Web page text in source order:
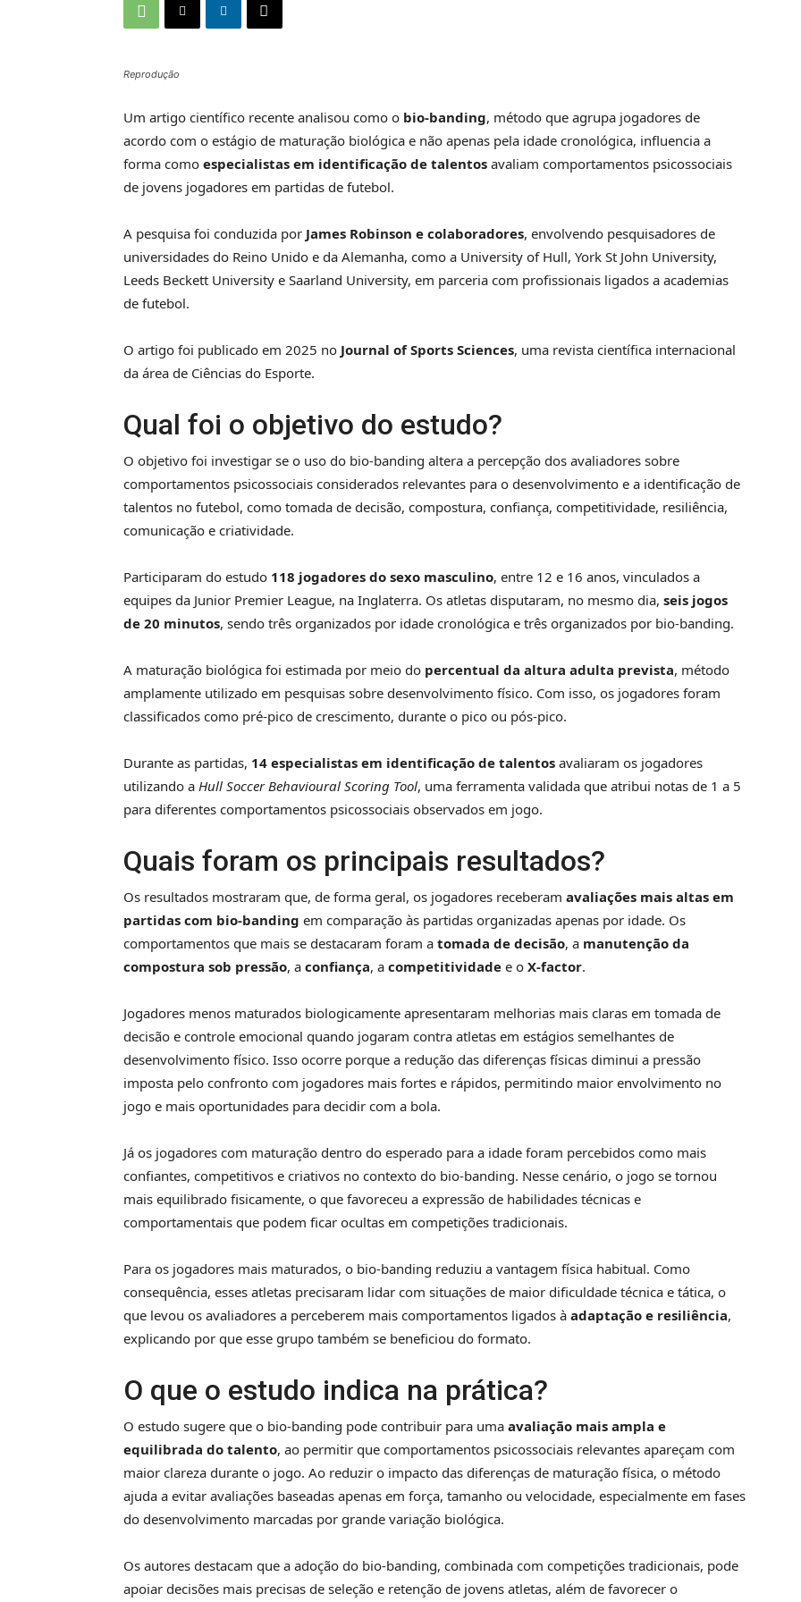
Reprodução
Um artigo científico recente analisou como o bio-banding, método que agrupa jogadores de
acordo com o estágio de maturação biológica e não apenas pela idade cronológica, influencia a
forma como especialistas em identificação de talentos avaliam comportamentos psicossociais
de jovens jogadores em partidas de futebol.
A pesquisa foi conduzida por James Robinson e colaboradores, envolvendo pesquisadores de
universidades do Reino Unido e da Alemanha, como a University of Hull, York St John University,
Leeds Beckett University e Saarland University, em parceria com profissionais ligados a academias
de futebol.
O artigo foi publicado em 2025 no Journal of Sports Sciences, uma revista científica internacional
da área de Ciências do Esporte.
Qual foi o objetivo do estudo?
O objetivo foi investigar se o uso do bio-banding altera a percepção dos avaliadores sobre
comportamentos psicossociais considerados relevantes para o desenvolvimento e a identificação de
talentos no futebol, como tomada de decisão, compostura, confiança, competitividade, resiliência,
comunicação e criatividade.
Participaram do estudo 118 jogadores do sexo masculino, entre 12 e 16 anos, vinculados a
equipes da Junior Premier League, na Inglaterra. Os atletas disputaram, no mesmo dia, seis jogos
de 20 minutos, sendo três organizados por idade cronológica e três organizados por bio-banding.
A maturação biológica foi estimada por meio do percentual da altura adulta prevista, método
amplamente utilizado em pesquisas sobre desenvolvimento físico. Com isso, os jogadores foram
classificados como pré-pico de crescimento, durante o pico ou pós-pico.
Durante as partidas, 14 especialistas em identificação de talentos avaliaram os jogadores
utilizando a Hull Soccer Behavioural Scoring Tool, uma ferramenta validada que atribui notas de 1 a 5
para diferentes comportamentos psicossociais observados em jogo.
Quais foram os principais resultados?
Os resultados mostraram que, de forma geral, os jogadores receberam avaliações mais altas em
partidas com bio-banding em comparação às partidas organizadas apenas por idade. Os
comportamentos que mais se destacaram foram a tomada de decisão, a manutenção da
compostura sob pressão, a confiança, a competitividade e o X-factor.
Jogadores menos maturados biologicamente apresentaram melhorias mais claras em tomada de
decisão e controle emocional quando jogaram contra atletas em estágios semelhantes de
desenvolvimento físico. Isso ocorre porque a redução das diferenças físicas diminui a pressão
imposta pelo confronto com jogadores mais fortes e rápidos, permitindo maior envolvimento no
jogo e mais oportunidades para decidir com a bola.
Já os jogadores com maturação dentro do esperado para a idade foram percebidos como mais
confiantes, competitivos e criativos no contexto do bio-banding. Nesse cenário, o jogo se tornou
mais equilibrado fisicamente, o que favoreceu a expressão de habilidades técnicas e
comportamentais que podem ficar ocultas em competições tradicionais.
Para os jogadores mais maturados, o bio-banding reduziu a vantagem física habitual. Como
consequência, esses atletas precisaram lidar com situações de maior dificuldade técnica e tática, o
que levou os avaliadores a perceberem mais comportamentos ligados à adaptação e resiliência,
explicando por que esse grupo também se beneficiou do formato.
O que o estudo indica na prática?
O estudo sugere que o bio-banding pode contribuir para uma avaliação mais ampla e
equilibrada do talento, ao permitir que comportamentos psicossociais relevantes apareçam com
maior clareza durante o jogo. Ao reduzir o impacto das diferenças de maturação física, o método
ajuda a evitar avaliações baseadas apenas em força, tamanho ou velocidade, especialmente em fases
do desenvolvimento marcadas por grande variação biológica.
Os autores destacam que a adoção do bio-banding, combinada com competições tradicionais, pode
apoiar decisões mais precisas de seleção e retenção de jovens atletas, além de favorecer o